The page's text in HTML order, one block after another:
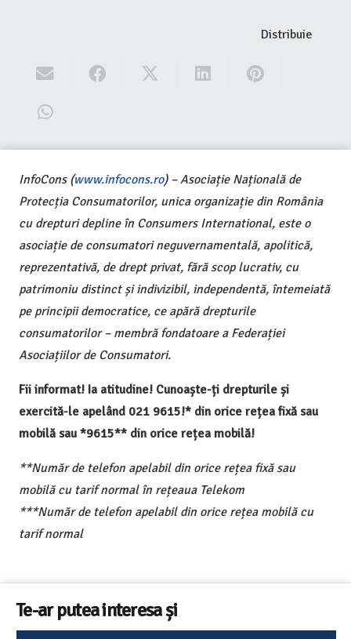
Distribuie
InfoCons (www.infocons.ro) – Asociație Națională de
Protecția Consumatorilor, unica organizație din România
cu drepturi depline în Consumers International, este o
asociație de consumatori neguvernamentală, apolitică,
reprezentativă, de drept privat, fără scop lucrativ, cu
patrimoniu distinct și indivizibil, independentă, întemeiată
pe principii democratice, ce apără drepturile
consumatorilor – membră fondatoare a Federației
Asociațiilor de Consumatori.
Fii informat! Ia atitudine! Cunoaște-ți drepturile și
exercită-le apelând 021 9615!* din orice rețea fixă sau
mobilă sau *9615** din orice rețea mobilă!
**Număr de telefon apelabil din orice rețea fixă sau
mobilă cu tarif normal în rețeaua Telekom
***Număr de telefon apelabil din orice rețea mobilă cu
tarif normal
Te-ar putea interesa și